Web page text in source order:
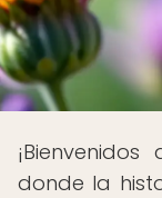
donde la